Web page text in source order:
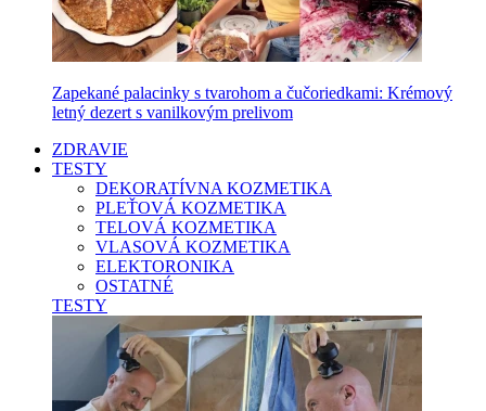
Zapekané palacinky s tvarohom a čučoriedkami: Krémový
letný dezert s vanilkovým prelivom
ZDRAVIE
TESTY
DEKORATÍVNA KOZMETIKA
PLEŤOVÁ KOZMETIKA
TELOVÁ KOZMETIKA
VLASOVÁ KOZMETIKA
ELEKTORONIKA
OSTATNÉ
TESTY